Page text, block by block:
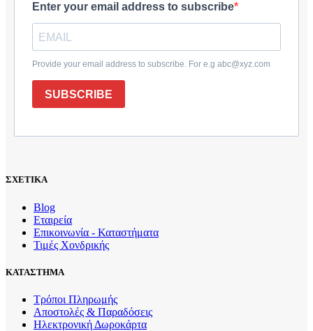
Enter your email address to subscribe
Provide your email address to subscribe. For e.g abc@xyz.com
SUBSCRIBE
ΣΧΕΤΙΚΑ
Blog
Εταιρεία
Επικοινωνία - Καταστήματα
Τιμές Χονδρικής
ΚΑΤΑΣΤΗΜΑ
Τρόποι Πληρωμής
Αποστολές & Παραδόσεις
Ηλεκτρονική Δωροκάρτα